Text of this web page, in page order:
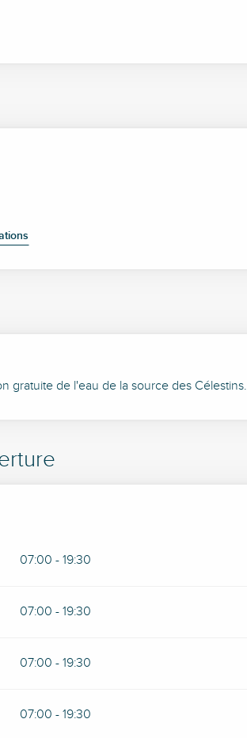
gratuite de l'eau de la source des Célestins.
07:00 - 19:30
07:00 - 19:30
07:00 - 19:30
07:00 - 19:30